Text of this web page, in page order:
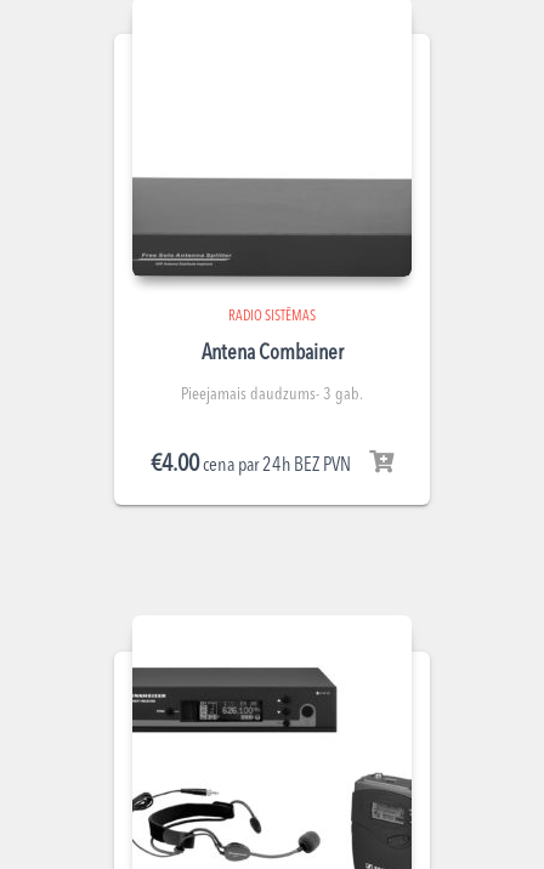
RADIO SISTĒMAS
Antena Combainer
Pieejamais daudzums- 3 gab.
€4.00cena par 24h BEZ PVN